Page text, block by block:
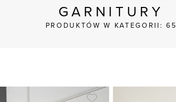
GARNITURY
PRODUKTÓW W KATEGORII: 65